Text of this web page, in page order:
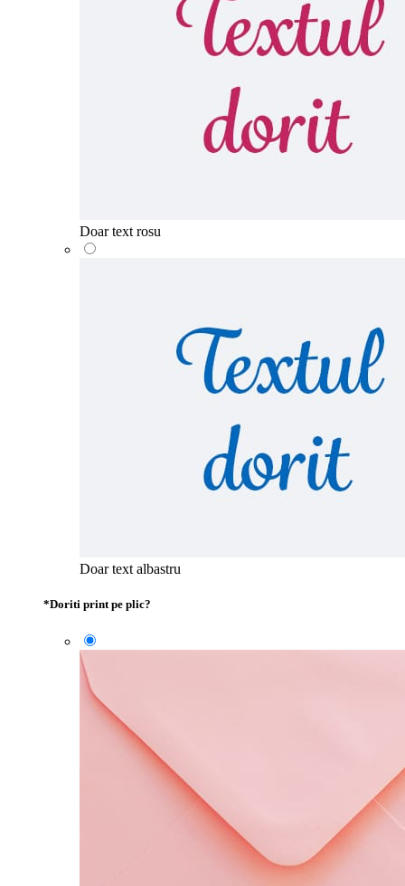
Doar text rosu
Doar text albastru
*Doriti print pe plic?